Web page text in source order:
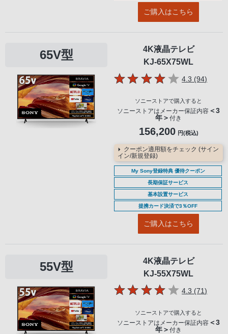
ご購入はこちら
65V型
4K液晶テレビ
KJ-65X75WL
5つの星のうち
4.3 (94件のレ
)
ソニーストアで購入すると
ソニーストアはメーカー保証内容 ＜3
年＞ 付き
156,200 円(税込)
イン/新規登録)
My Sony登録特典 優待クーポン
長期保証サービス
基本設置サービス
提携カード決済で3％OFF
ご購入はこちら
55V型
4K液晶テレビ
KJ-55X75WL
5つの星のうち
4.3 (71件のレ
)
ソニーストアで購入すると
ソニーストアはメーカー保証内容 ＜3
年＞ 付き